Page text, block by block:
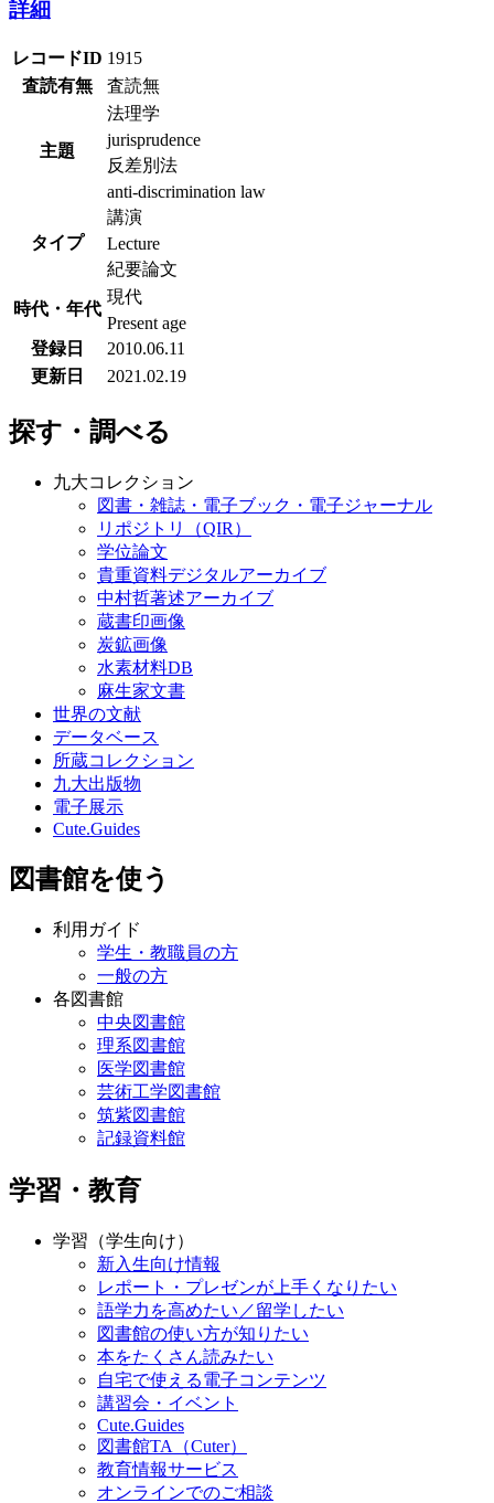
詳細
レコードID 1915
査読有無
査読無
主題
法理学
jurisprudence
反差別法
anti-discrimination law
タイプ
講演
Lecture
紀要論文
時代・年代
現代
Present age
登録日
2010.06.11
更新日
2021.02.19
探す・調べる
九大コレクション
図書・雑誌・電子ブック・電子ジャーナル
リポジトリ（QIR）
学位論文
貴重資料デジタルアーカイブ
中村哲著述アーカイブ
蔵書印画像
炭鉱画像
水素材料DB
麻生家文書
世界の文献
データベース
所蔵コレクション
九大出版物
電子展示
Cute.Guides
図書館を使う
利用ガイド
学生・教職員の方
一般の方
各図書館
中央図書館
理系図書館
医学図書館
芸術工学図書館
筑紫図書館
記録資料館
学習・教育
学習（学生向け）
新入生向け情報
レポート・プレゼンが上手くなりたい
語学力を高めたい／留学したい
図書館の使い方が知りたい
本をたくさん読みたい
自宅で使える電子コンテンツ
講習会・イベント
Cute.Guides
図書館TA（Cuter）
教育情報サービス
オンラインでのご相談